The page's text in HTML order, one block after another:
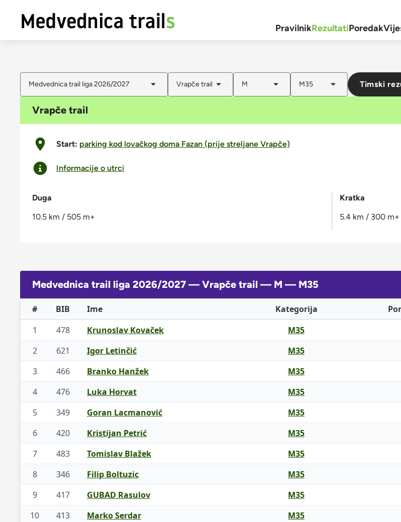
PravilnikRezultatiPoredak
Medvednica trail liga 2026/2027 Vrapče trail M M35 Timski
Vrapče trail
Start: parking kod lovačkog doma Fazan (prije streljane Vrapče)
Informacije o utrci
Duga
10.5 km / 505 m+
Kratka
5.4 km / 300 m+
Medvednica trail liga 2026/2027 — Vrapče trail — M — M35
# BIB Ime Kategorija
1
478 Krunoslav Kovaček M35
2
621 Igor Letinčić M35
3
466 Branko Hanžek M35
4
476 Luka Horvat M35
5
349 Goran Lacmanović M35
6
420 Kristijan Petrić M35
7
483 Tomislav Blažek M35
8
346 Filip Boltuzic M35
9
417 GUBAD Rasulov M35
10
413 Marko Serdar M35